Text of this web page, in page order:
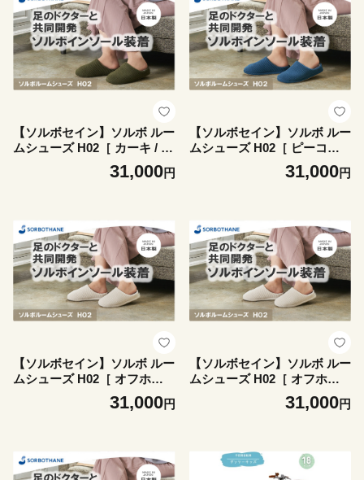
【ソルボセイン】ソルボ ルー
ムシューズ H02［ カーキ / L
31,000円
【ソルボセイン】ソルボ ルー
ムシューズ H02［ ピーコッ
31,000円
【ソルボセイン】ソルボ ルー
ムシューズ H02［ オフホワ
31,000円
【ソルボセイン】ソルボ ルー
ムシューズ H02［ オフホワ
31,000円